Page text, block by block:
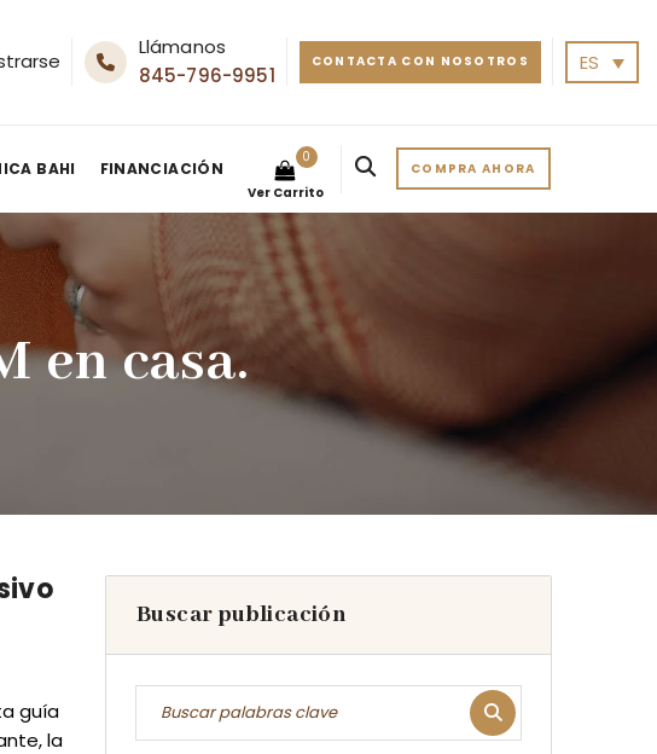
Llámanos
845-796-9951
CONTACTA CON NOSOTROS ES
BAHI FINANCIACIÓN
Ver Carrito
0
COMPRA AHORA
en casa.
guía
la
Buscar publicación